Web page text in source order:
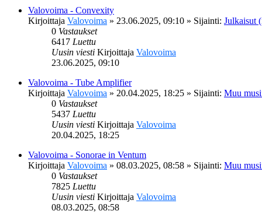
Valovoima - Convexity
Kirjoittaja Valovoima » 23.06.2025, 09:10 » Sijainti: Julkaisut
0 Vastaukset
6417 Luettu
Uusin viesti Kirjoittaja Valovoima
23.06.2025, 09:10
Valovoima - Tube Amplifier
Kirjoittaja Valovoima » 20.04.2025, 18:25 » Sijainti: Muu
0 Vastaukset
5437 Luettu
Uusin viesti Kirjoittaja Valovoima
20.04.2025, 18:25
Valovoima - Sonorae in Ventum
Kirjoittaja Valovoima » 08.03.2025, 08:58 » Sijainti: Muu
0 Vastaukset
7825 Luettu
Uusin viesti Kirjoittaja Valovoima
08.03.2025, 08:58